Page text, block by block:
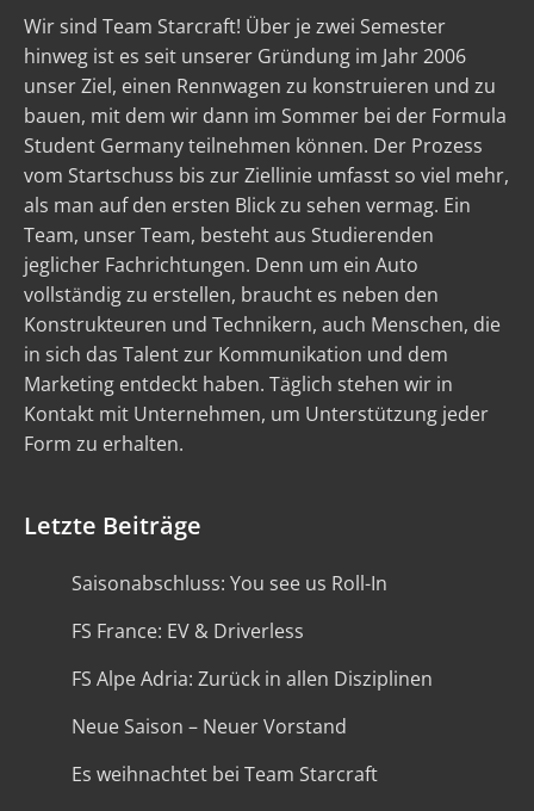
Wir sind Team Starcraft! Über je zwei Semester
hinweg ist es seit unserer Gründung im Jahr 2006
unser Ziel, einen Rennwagen zu konstruieren und zu
bauen, mit dem wir dann im Sommer bei der Formula
Student Germany teilnehmen können. Der Prozess
vom Startschuss bis zur Ziellinie umfasst so viel mehr,
als man auf den ersten Blick zu sehen vermag. Ein
Team, unser Team, besteht aus Studierenden
jeglicher Fachrichtungen. Denn um ein Auto
vollständig zu erstellen, braucht es neben den
Konstrukteuren und Technikern, auch Menschen, die
in sich das Talent zur Kommunikation und dem
Marketing entdeckt haben. Täglich stehen wir in
Kontakt mit Unternehmen, um Unterstützung jeder
Form zu erhalten.
Letzte Beiträge
Saisonabschluss: You see us Roll-In
FS France: EV & Driverless
FS Alpe Adria: Zurück in allen Disziplinen
Neue Saison – Neuer Vorstand
Es weihnachtet bei Team Starcraft